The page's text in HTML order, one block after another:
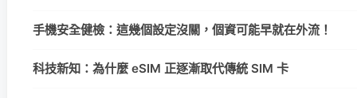
手機安全健檢：這幾個設定沒關，個資可能早就在外流！
科技新知：為什麼 eSIM 正逐漸取代傳統 SIM 卡